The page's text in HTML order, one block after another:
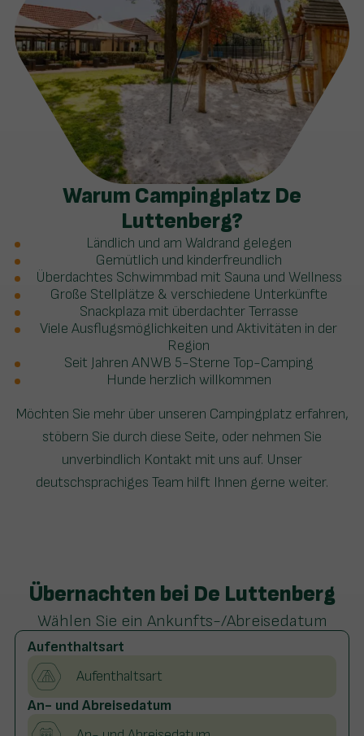
Warum Campingplatz De
Luttenberg?
Ländlich und am Waldrand gelegen
Gemütlich und kinderfreundlich
Überdachtes Schwimmbad mit Sauna und Wellness
Große Stellplätze & verschiedene Unterkünfte
Snackplaza mit überdachter Terrasse
Viele Ausflugsmöglichkeiten und Aktivitäten in der
Region
Seit Jahren ANWB 5-Sterne Top-Camping
Hunde herzlich willkommen
Möchten Sie mehr über unseren Campingplatz erfahren,
stöbern Sie durch diese Seite, oder nehmen Sie
unverbindlich Kontakt mit uns auf. Unser
deutschsprachiges Team hilft Ihnen gerne weiter.
Übernachten bei De Luttenberg
Wählen Sie ein Ankunfts-/Abreisedatum
Aufenthaltsart
An- und Abreisedatum